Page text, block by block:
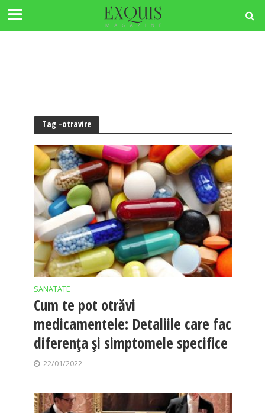
Tag -otravire
SANATATE
Cum te pot otrăvi
medicamentele: Detaliile care fac
diferența și simptomele specifice
22/01/2022